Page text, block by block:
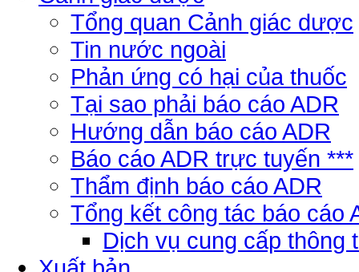
Tổng quan Cảnh giác dược
Tin nước ngoài
Phản ứng có hại của thuốc
Tại sao phải báo cáo ADR
Hướng dẫn báo cáo ADR
Báo cáo ADR trực tuyến ***
Thẩm định báo cáo ADR
Tổng kết công tác báo cáo
Dịch vụ cung cấp thông